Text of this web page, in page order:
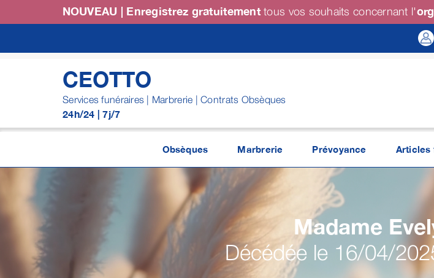
au
NOUVEAU | Enregistrez gratuitement tous vos souhaits concernant l'
CEOTTO
Services funéraires | Marbrerie | Contrats Obsèques
24h/24 | 7j/7
Obsèques Marbrerie Prévoyance Articles
Madame
Décédée le 16/04/